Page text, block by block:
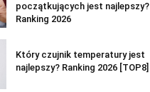
początkujących jest najlepszy?
Ranking 2026
Który czujnik temperatury jest
najlepszy? Ranking 2026 [TOP8]